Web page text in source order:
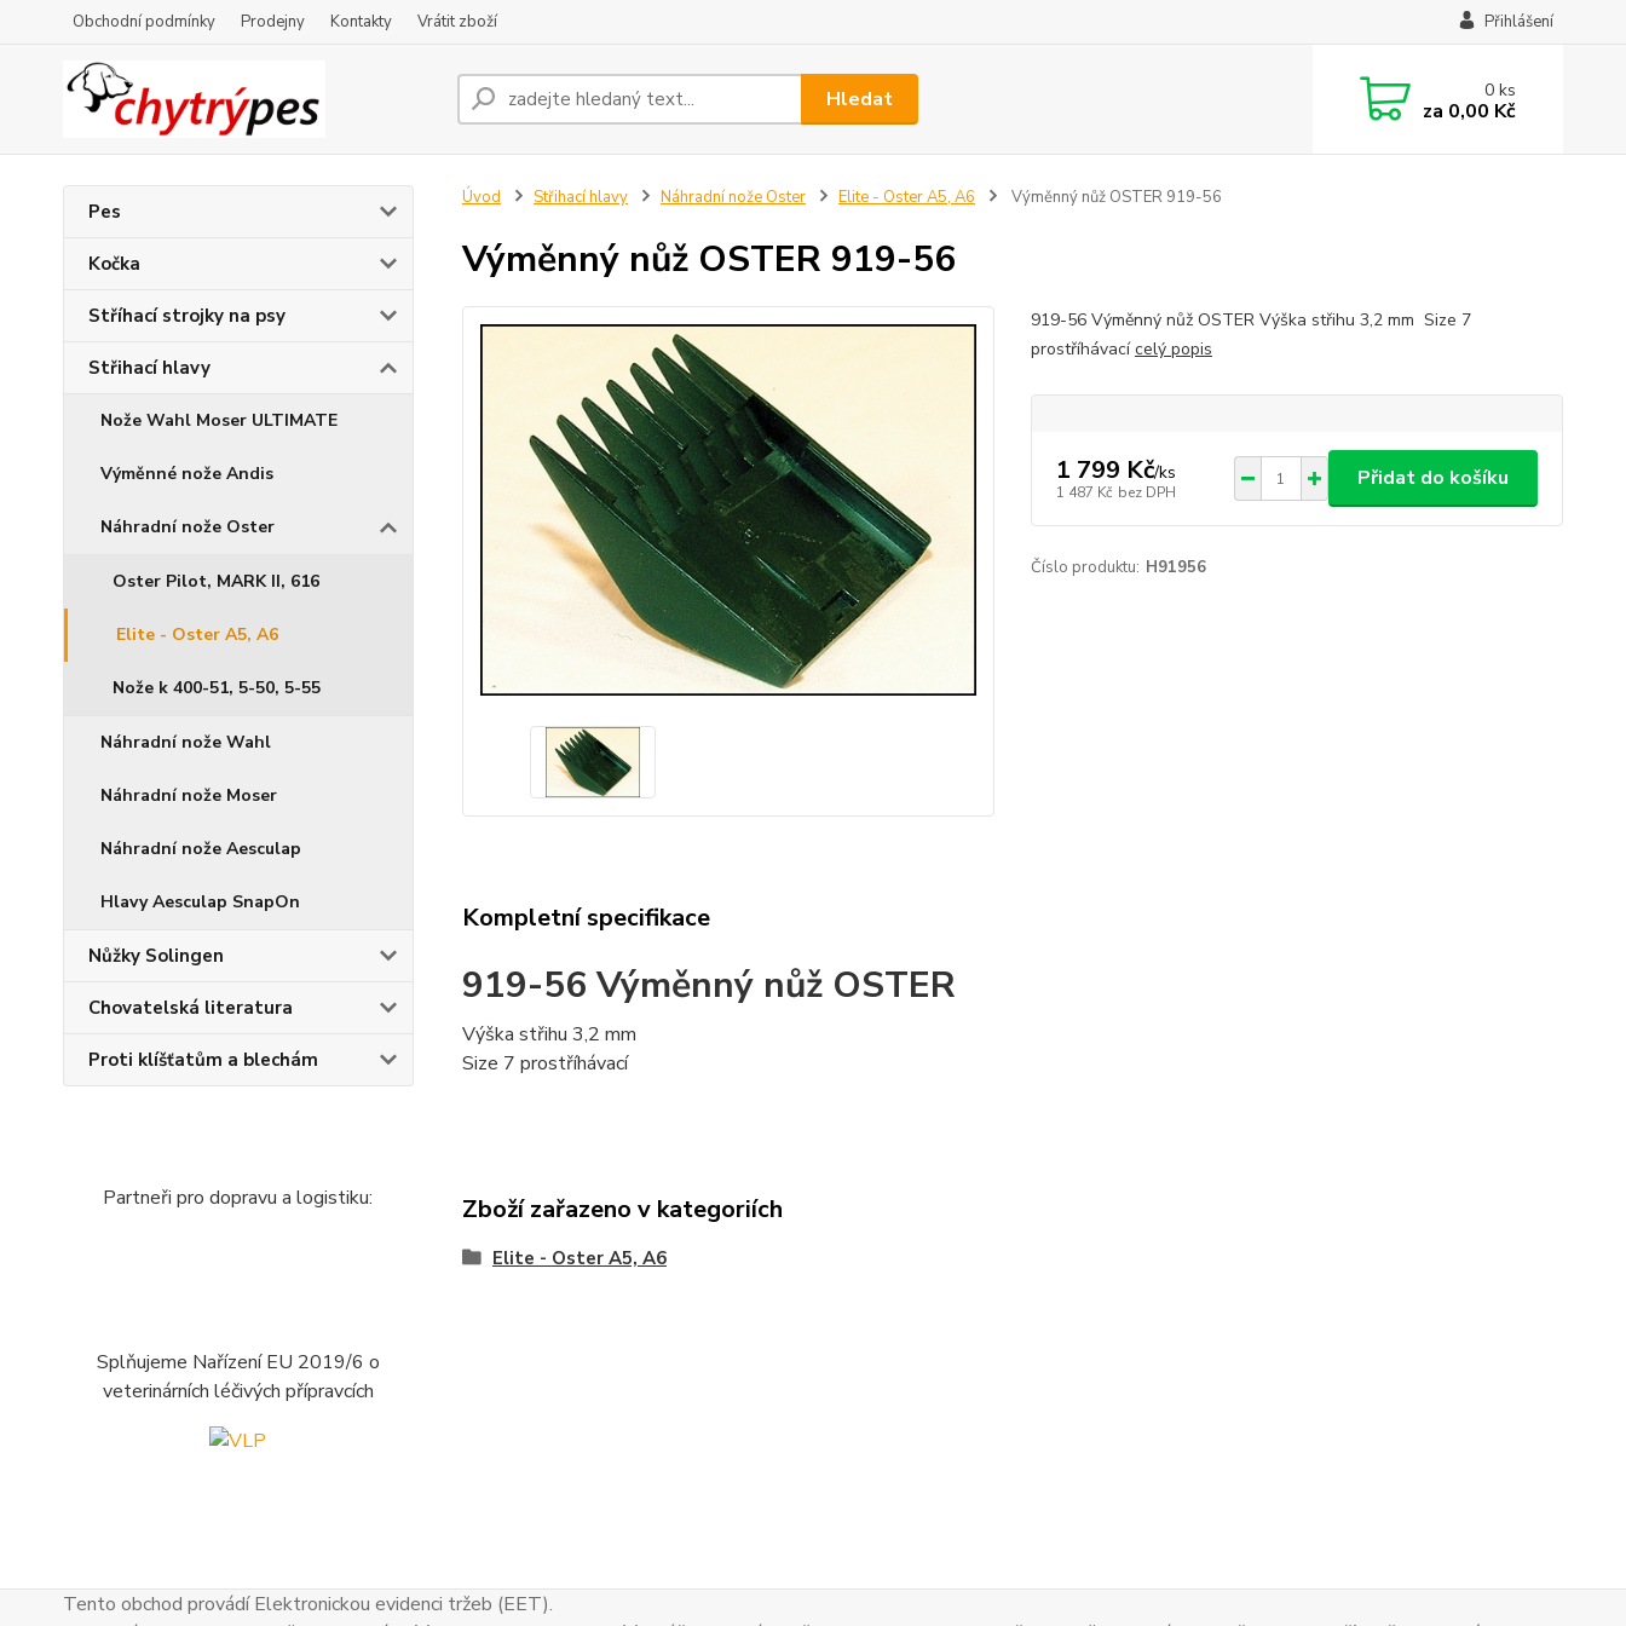
Obchodní podmínky Prodejny Kontakty Vrátit zboží Přihlášení
Hledat 0ks
za 0,00 Kč
Pes
Kočka
Stříhací strojky na psy
Střihací hlavy
Nože Wahl Moser ULTIMATE
Výměnné nože Andis
Náhradní nože Oster
Oster Pilot, MARK II, 616
Elite - Oster A5, A6
Nože k 400-51, 5-50, 5-55
Náhradní nože Wahl
Náhradní nože Moser
Náhradní nože Aesculap
Hlavy Aesculap SnapOn
Nůžky Solingen
Chovatelská literatura
Proti klíšťatům a blechám
Partneři pro dopravu a logistiku:
Splňujeme Nařízení EU 2019/6 o
veterinárních léčivých přípravcích
Úvod Střihací hlavy Náhradní nože Oster Elite - Oster A5, A6 Výměnný nůž OSTER 919-56
Výměnný nůž OSTER 919-56
919-56 Výměnný nůž OSTER Výška střihu 3,2 mm Size 7
prostříhávacícelý popis
1 799 Kč/ks
1 487 Kč bez DPH
Přidat do košíku
Číslo produktu: H91956
Kompletní specifikace
919-56 Výměnný nůž OSTER
Výška střihu 3,2 mm
Size 7 prostříhávací
Zboží zařazeno v kategoriích
Elite - Oster A5, A6
Tento obchod provádí Elektronickou evidenci tržeb (EET).